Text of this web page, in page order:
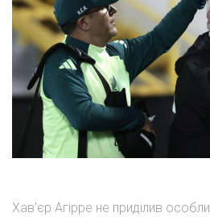
Хав'єр Агірре не приділив